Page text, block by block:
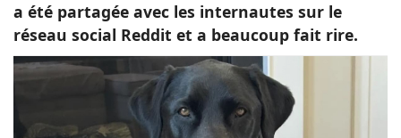
a été partagée avec les internautes sur le
réseau social Reddit et a beaucoup fait rire.